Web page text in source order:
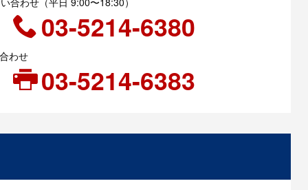
03-5214-6380
わせ
03-5214-6383